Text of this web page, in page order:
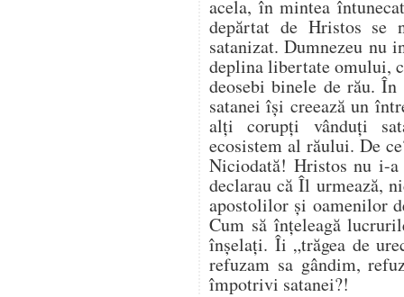
acela, în mintea
depărtat de Hristos se
satanizat. Dumnezeu nu
deplina libertate omului,
deosebi binele de rău.
satanei își creează un
alți corupți vânduți
ecosistem al răului. De
Niciodată! Hristos nu i-
declarau că Îl urmează,
apostolilor și oamenilor
Cum să înțeleagă
înșelați. Îi „trăgea de
refuzam sa gândim,
împotrivi satanei?!